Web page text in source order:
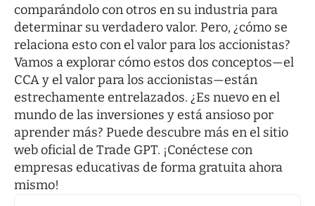
comparándolo con otros en su industria para
determinar su verdadero valor. Pero, ¿cómo se
relaciona esto con el valor para los accionistas?
Vamos a explorar cómo estos dos conceptos—el
CCA y el valor para los accionistas—están
estrechamente entrelazados. ¿Es nuevo en el
mundo de las inversiones y está ansioso por
aprender más? Puede descubre más en el sitio
web oficial de Trade GPT. ¡Conéctese con
empresas educativas de forma gratuita ahora
mismo!